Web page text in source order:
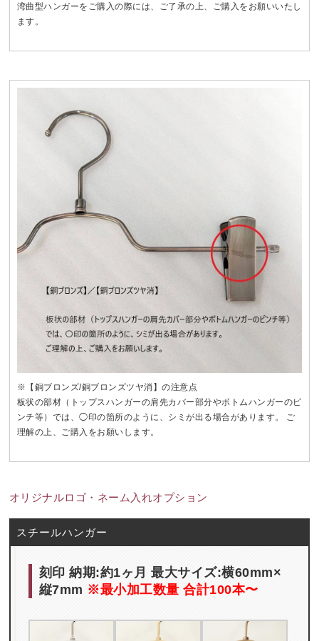
湾曲型ハンガーをご購入の際には、ご了承の上、ご購入をお願いいたし
ます。
※【銅ブロンズ/銅ブロンズツヤ消】の注意点
板状の部材（トップスハンガーの肩先カバー部分やボトムハンガーのピ
ンチ等）では、◯印の箇所のように、シミが出る場合があります。 ご
理解の上、ご購入をお願いします。
オリジナルロゴ・ネーム入れオプション
スチールハンガー
刻印 納期:約1ヶ月 最大サイズ:横60mm×
縦7mm ※最小加工数量 合計100本〜